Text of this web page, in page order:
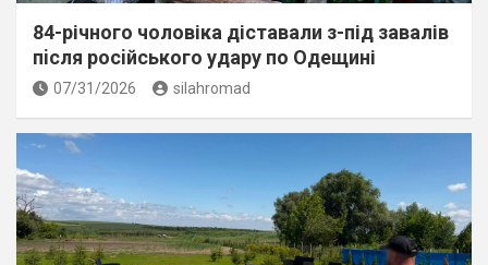
84-річного чоловіка діставали з-під завалів
пiсля росiйського удару по Одещині
07/31/2026 silahromad